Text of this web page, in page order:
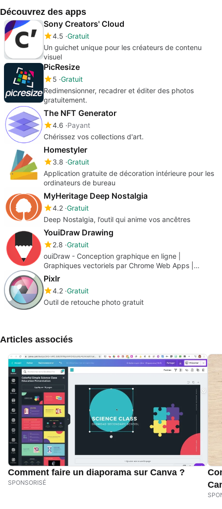
Découvrez des apps
Sony Creators' Cloud
4.5 Gratuit
Un guichet unique pour les créateurs de contenu
visuel
PicResize
5 Gratuit
Redimensionner, recadrer et éditer des photos
gratuitement.
The NFT Generator
4.6 Payant
Chérissez vos collections d'art.
Homestyler
3.8 Gratuit
Application gratuite de décoration intérieure pour les
ordinateurs de bureau
MyHeritage Deep Nostalgia
4.2 Gratuit
Deep Nostalgia, l’outil qui anime vos ancêtres
YouiDraw Drawing
2.8 Gratuit
ouiDraw - Conception graphique en ligne |
Graphiques vectoriels par Chrome Web Apps |
Illustrator en ligne CorelDraw.
Pixlr
4.2 Gratuit
Outil de retouche photo gratuit
Articles associés
Comment faire un diaporama sur Canva ?